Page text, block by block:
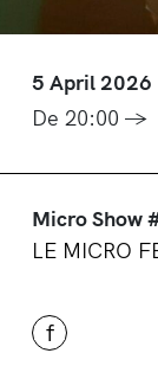
Micro Show
LE MICRO
f
5 April 2026
De 20:00 →